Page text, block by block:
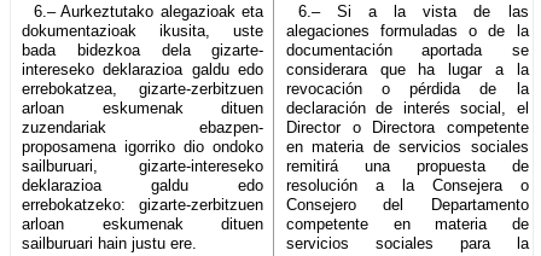
6.– Aurkeztutako alegazioak eta
dokumentazioak ikusita, uste
bada bidezkoa dela gizarte-
intereseko deklarazioa galdu edo
errebokatzea, gizarte-zerbitzuen
arloan eskumenak dituen
zuzendariak ebazpen-
proposamena igorriko dio ondoko
sailburuari, gizarte-intereseko
deklarazioa galdu edo
errebokatzeko: gizarte-zerbitzuen
arloan eskumenak dituen
sailburuari hain justu ere.
6.– Si a la vista de las
alegaciones formuladas o de la
documentación aportada se
considerara que ha lugar a la
revocación o pérdida de la
declaración de interés social, el
Director o Directora competente
en materia de servicios sociales
remitirá una propuesta de
resolución a la Consejera o
Consejero del Departamento
competente en materia de
servicios sociales para la